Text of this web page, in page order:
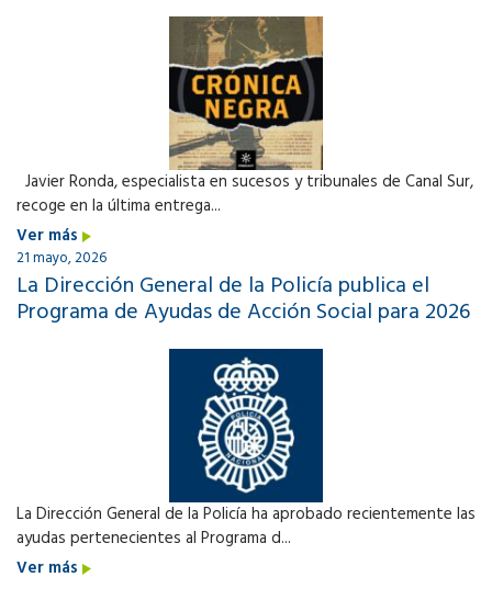
Javier Ronda, especialista en sucesos y tribunales de Canal Sur,
recoge en la última entrega...
Ver más
21 mayo, 2026
La Dirección General de la Policía publica el
Programa de Ayudas de Acción Social para 2026
La Dirección General de la Policía ha aprobado recientemente las
ayudas pertenecientes al Programa d...
Ver más